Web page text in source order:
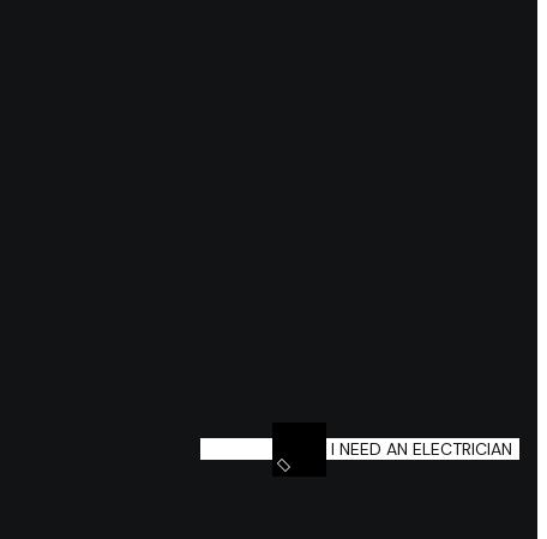
I NEED AN ELECTRICIAN